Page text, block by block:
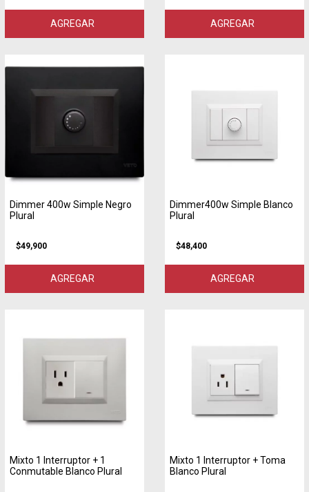
AGREGAR AGREGAR
Dimmer 400w Simple Negro
Plural
$49,900
AGREGAR
Dimmer400w Simple Blanco
Plural
$48,400
AGREGAR
Mixto 1 Interruptor + 1
Conmutable Blanco Plural
Mixto 1 Interruptor + Toma
Blanco Plural